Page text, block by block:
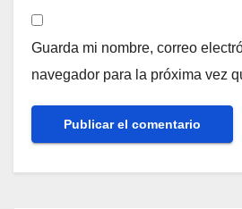
Guarda mi nombre, correo
navegador para la próxima vez